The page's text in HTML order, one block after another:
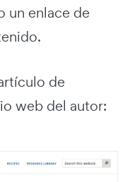
un enlace de
de
web del autor: